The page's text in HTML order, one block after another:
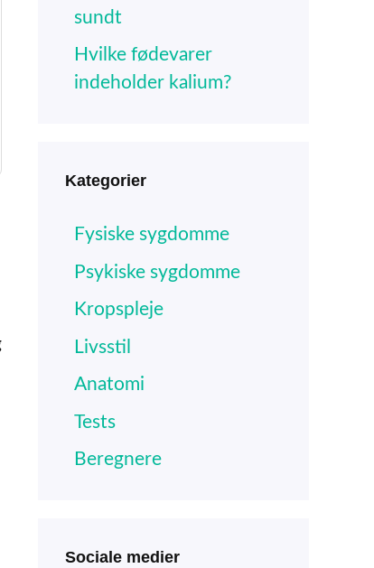
sundt
Hvilke fødevarer
indeholder kalium?
Kategorier
Fysiske sygdomme
Psykiske sygdomme
Kropspleje
Livsstil
Anatomi
Tests
Beregnere
Sociale medier